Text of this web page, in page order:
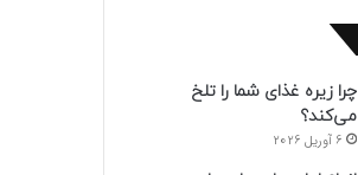
چرا زیره غذای شما را تلخ
می‌کند؟
6 آوریل 2026